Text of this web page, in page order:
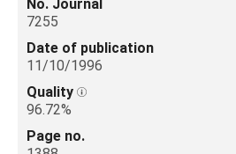
No. Journal
7255
Date of publication
11/10/1996
Quality
96.72%
Page no.